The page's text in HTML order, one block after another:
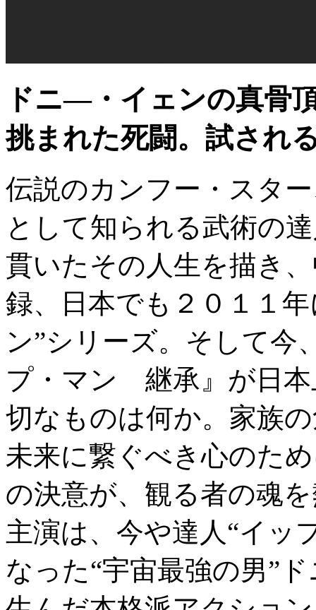
ドニ―・イェンの真骨
挑まれた死闘。試され
伝説のカンフー・スタ
として知られる武術の
貫いたその人生を描き
録、日本でも２０１１
ン”シリーズ。そして今
プ・マン 継承』が日本
切なものは何か。家族
未来に繋ぐべき心のた
の決意が、観る者の魂
主演は、今や達人“イッ
なった“宇宙最強の男”